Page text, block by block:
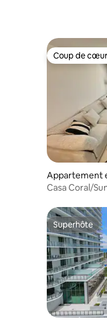
Coup de
Coup de
Appartement
⋅ North Miami
Casa Coral/
Superhôte
Superhôte